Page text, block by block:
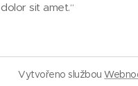
dolor sit amet.“
Vytvořeno službou